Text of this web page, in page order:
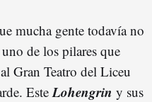
mucha gente todavía no
de los pilares que
Gran Teatro del Liceu
Este Lohengrin y sus